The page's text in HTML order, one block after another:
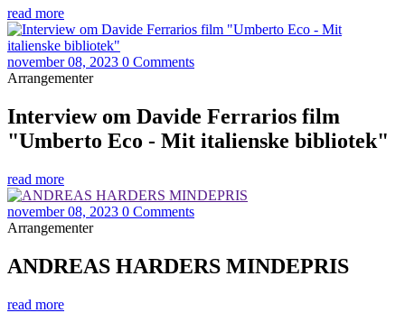
read more
november 08, 2023 0 Comments
Arrangementer
Interview om Davide Ferrarios film
"Umberto Eco - Mit italienske bibliotek"
read more
november 08, 2023 0 Comments
Arrangementer
ANDREAS HARDERS MINDEPRIS
read more